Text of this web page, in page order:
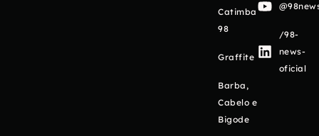
Catimba
98
Graffite
Barba,
Cabelo e
Bigode
/98-
news-
oficial